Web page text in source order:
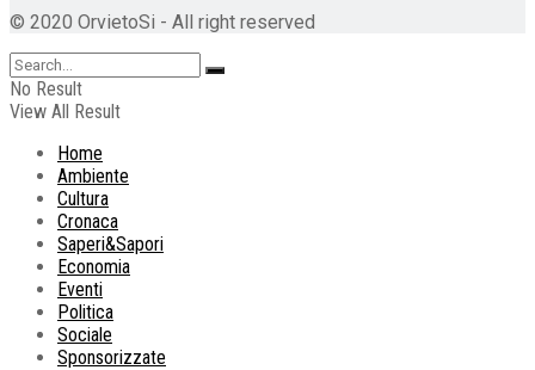
© 2020 OrvietoSi - All right reserved
No Result
View All Result
Home
Ambiente
Cultura
Cronaca
Saperi&Sapori
Economia
Eventi
Politica
Sociale
Sponsorizzate